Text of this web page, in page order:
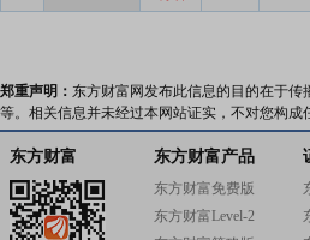
郑重声明： 东方财富网发布此信息的目的在于
等。相关信息并未经过本网站证实，不对您构